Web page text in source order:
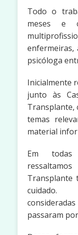
Todo o
meses e
enfermeiras,
psicóloga
Inicialmente
junto às
Transplante,
temas
material
Em todas
Transplante
passaram